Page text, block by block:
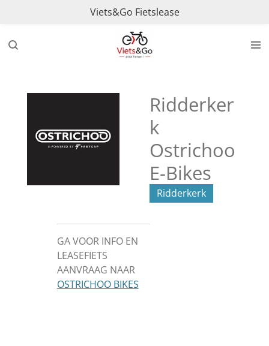
naar
Viets&Go Fietslease
Ridderker
k
Ostrichoo
E-Bikes
Ridderkerk
GA VOOR INFO EN
LEASEFIETS
AANVRAAG NAAR
OSTRICHOO BIKES